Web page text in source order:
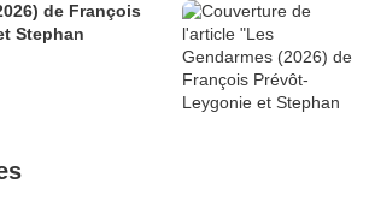
de François
Stephan